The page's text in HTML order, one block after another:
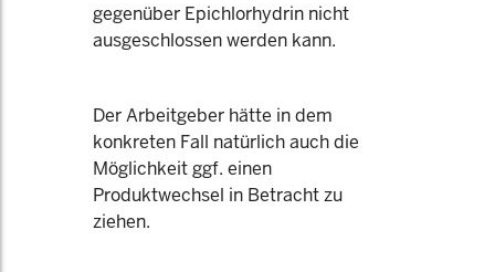
gegenüber Epichlorhydrin nicht
ausgeschlossen werden kann.
Der Arbeitgeber hätte in dem
konkreten Fall natürlich auch die
Möglichkeit ggf. einen
Produktwechsel in Betracht zu
ziehen.